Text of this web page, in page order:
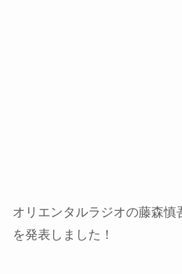
オリエンタルラジオの藤森慎
を発表しました！